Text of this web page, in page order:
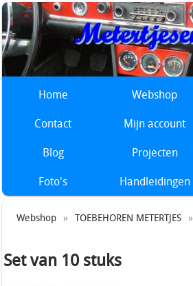
Home
Webshop
Contact
Mijn account
Blog
Projecten
Foto's
Handleidingen
Webshop » TOEBEHOREN METERTJES »
Set van 10 stuks